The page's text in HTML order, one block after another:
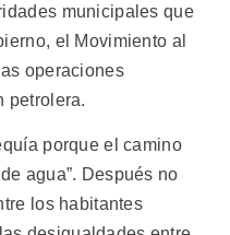
municipales que
el Movimiento al
operaciones
petrolera.
porque el camino
agua”. Después no
los habitantes